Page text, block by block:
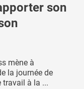
son
mène à
la journée de
travail à la ...